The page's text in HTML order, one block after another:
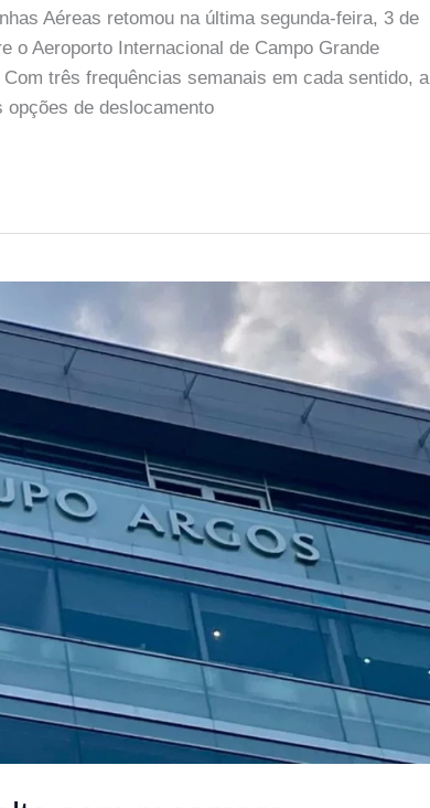
Aéreas retomou na última segunda-feira, 3 de
o Aeroporto Internacional de Campo Grande
três frequências semanais em cada sentido, a
de deslocamento